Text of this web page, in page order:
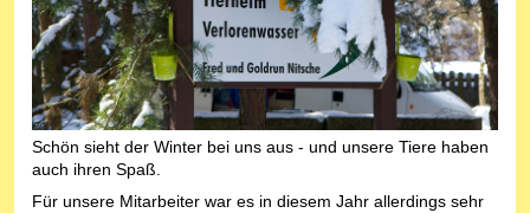
Schön sieht der Winter bei uns aus - und unsere Tiere haben
auch ihren Spaß.
Für unsere Mitarbeiter war es in diesem Jahr allerdings sehr